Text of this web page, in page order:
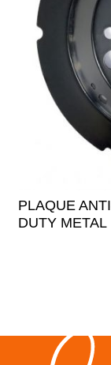
PLAQUE
DUTY METAL